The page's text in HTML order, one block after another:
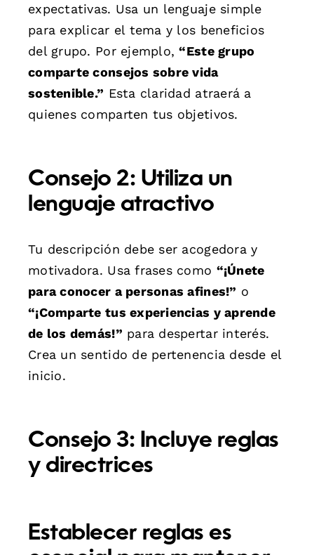
expectativas. Usa un lenguaje simple
para explicar el tema y los beneficios
del grupo. Por ejemplo,“Este grupo
comparte consejos sobre vida
sostenible.” Esta claridad atraerá a
quienes comparten tus objetivos.
Consejo 2: Utiliza un
lenguaje atractivo
Tu descripción debe ser acogedora y
motivadora. Usa frases como “¡Únete
para conocer a personas afines!” o
“¡Comparte tus experiencias y aprende
de los demás!” para despertar interés.
Crea un sentido de pertenencia desde el
inicio.
Consejo 3: Incluye reglas
y directrices
Establecer reglas es